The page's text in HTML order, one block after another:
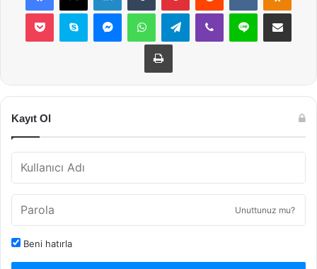
Pocket Skype MessengerWhatsAppTelegramViber Line E-Posta ile
Yazdır
Kayıt Ol
Unuttunuz mu?
Beni hatırla